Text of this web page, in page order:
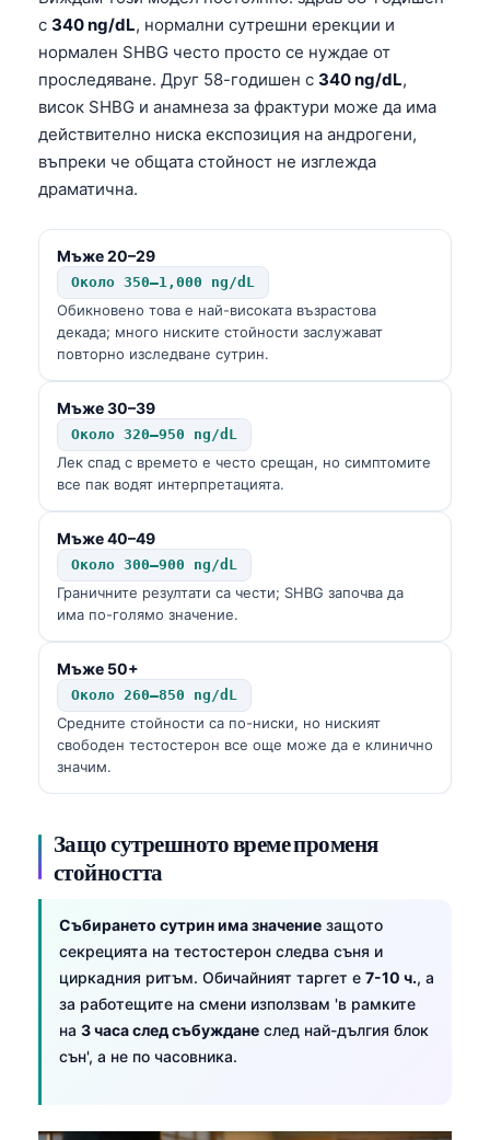
с 340 ng/dL, нормални сутрешни ерекции и
нормален SHBG често просто се нуждае от
проследяване. Друг 58-годишен с 340 ng/dL,
висок SHBG и анамнеза за фрактури може да има
действително ниска експозиция на андрогени,
въпреки че общата стойност не изглежда
драматична.
Мъже 20–29
Около 350–1,000 ng/dL
Обикновено това е най-високата възрастова
декада; много ниските стойности заслужават
повторно изследване сутрин.
Мъже 30–39
Около 320–950 ng/dL
Лек спад с времето е често срещан, но симптомите
все пак водят интерпретацията.
Мъже 40–49
Около 300–900 ng/dL
Граничните резултати са чести; SHBG започва да
има по-голямо значение.
Мъже 50+
Около 260–850 ng/dL
Средните стойности са по-ниски, но ниският
свободен тестостерон все още може да е клинично
значим.
Защо сутрешното време променя
стойността
Събирането сутрин има значение защото
секрецията на тестостерон следва съня и
циркадния ритъм. Обичайният таргет е 7-10 ч., а
за работещите на смени използвам 'в рамките
на 3 часа след събуждане след най-дългия блок
сън', а не по часовника.